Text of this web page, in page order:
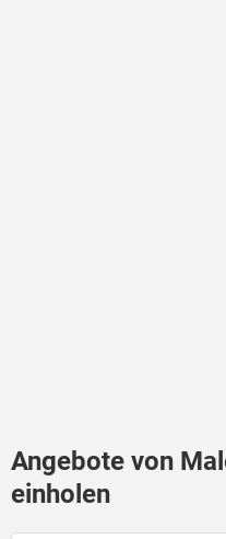
Angebote von
einholen